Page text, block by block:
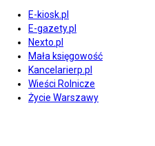
E-kiosk.pl
E-gazety.pl
Nexto.pl
Mała księgowość
Kancelarierp.pl
Wieści Rolnicze
Życie Warszawy